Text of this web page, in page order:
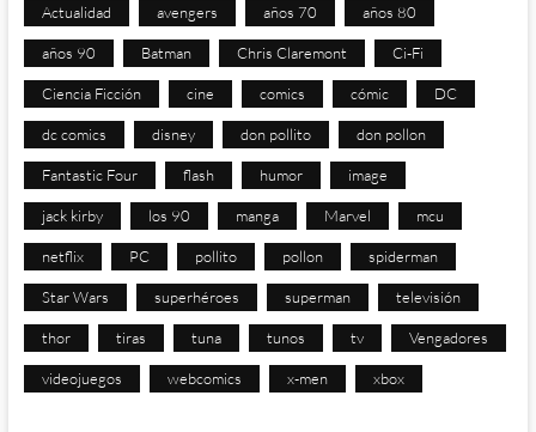
Actualidad avengers años 70 años 80
años 90 Batman Chris Claremont Ci-Fi
Ciencia Ficción cine comics cómic DC
dc comics disney don pollito don pollon
Fantastic Four flash humor image
jack kirby los 90 manga Marvel mcu
netflix PC pollito pollon spiderman
Star Wars superhéroes superman televisión
thor tiras tuna tunos tv Vengadores
videojuegos webcomics x-men xbox